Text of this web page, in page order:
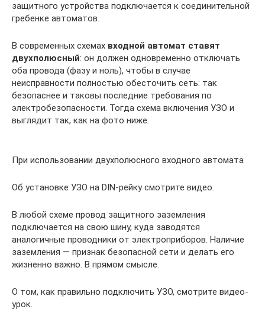
защитного устройства подключается к соединительной
гребенке автоматов.
В современных схемах входной автомат ставят
двухполюсный: он должен одновременно отключать
оба провода (фазу и ноль), чтобы в случае
неисправности полностью обесточить сеть: так
безопаснее и таковы последние требования по
электробезопасности. Тогда схема включения УЗО и
выглядит так, как на фото ниже.
При использовании двухполюсного входного автомата
Об установке УЗО на DIN-рейку смотрите видео.
В любой схеме провод защитного заземления
подключается на свою шину, куда заводятся
аналогичные проводники от электроприборов. Наличие
заземления — признак безопасной сети и делать его
жизненно важно. В прямом смысле.
О том, как правильно подключить УЗО, смотрите видео-
урок.